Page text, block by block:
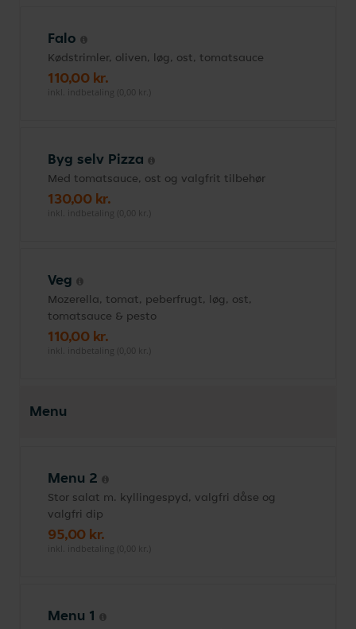
Falo
Kødstrimler, oliven, løg, ost, tomatsauce
110,00 kr.
inkl. indbetaling (0,00 kr.)
Byg selv Pizza
Med tomatsauce, ost og valgfrit tilbehør
130,00 kr.
inkl. indbetaling (0,00 kr.)
Veg
Mozerella, tomat, peberfrugt, løg, ost,
tomatsauce & pesto
110,00 kr.
inkl. indbetaling (0,00 kr.)
Menu
Menu 2
Stor salat m. kyllingespyd, valgfri dåse og
valgfri dip
95,00 kr.
inkl. indbetaling (0,00 kr.)
Menu 1